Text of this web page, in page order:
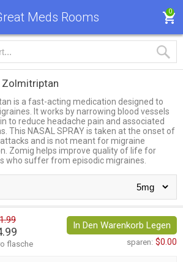
Meds Rooms 0
Zolmitriptan
is a fast-acting medication designed to
It works by narrowing blood vessels
to reduce headache pain and associated
This NASAL SPRAY is taken at the onset of
and is not meant for migraine
Zomig helps improve quality of life for
who suffer from episodic migraines.
flasche
In Den Warenkorb Legen
sparen: $0.00